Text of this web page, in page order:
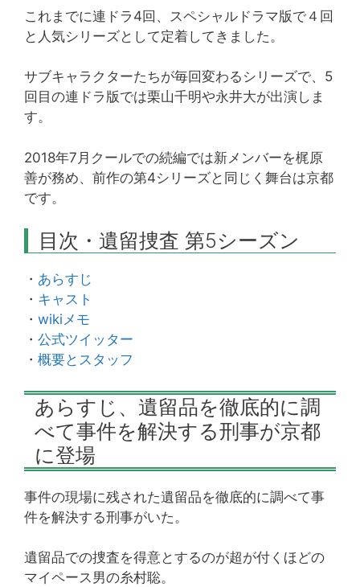
これまでに連ドラ4回、スペシャルドラマ版で４回
と人気シリーズとして定着してきました。
サブキャラクターたちが毎回変わるシリーズで、5
回目の連ドラ版では栗山千明や永井大が出演しま
す。
2018年7月クールでの続編では新メンバーを梶原
善が務め、前作の第4シリーズと同じく舞台は京都
です。
目次・遺留捜査 第5シーズン
・ あらすじ
・ キャスト
・ wikiメモ
・ 公式ツイッター
・ 概要とスタッフ
あらすじ、遺留品を徹底的に調
べて事件を解決する刑事が京都
に登場
事件の現場に残された遺留品を徹底的に調べて事
件を解決する刑事がいた。
遺留品での捜査を得意とするのが超が付くほどの
マイペース男の糸村聡。